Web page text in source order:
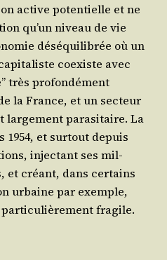
active poten­tielle et ne
qu’un niveau de vie
dés­équi­li­brée où un
coexiste avec
très pro­fon­dé­ment
la France, et un sec­teur
lar­ge­ment para­si­taire. La
1954, et sur­tout depuis
injec­tant ses mil­
et créant, dans cer­tains
urbaine par exemple,
fragile.